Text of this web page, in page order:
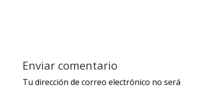
Enviar comentario
Tu dirección de correo electrónico no será